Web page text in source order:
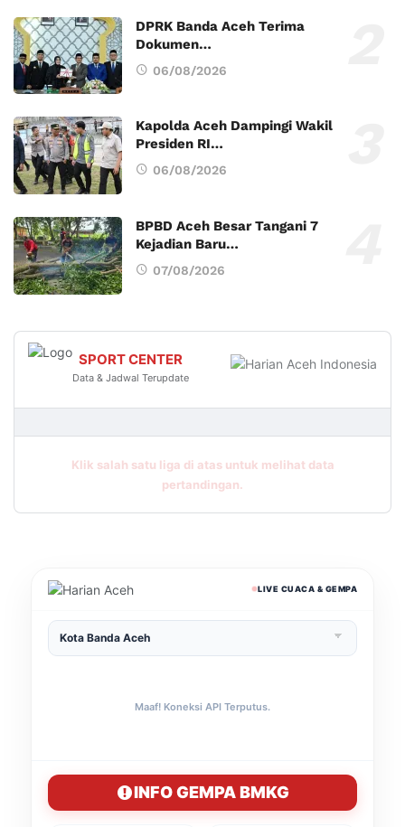
DPRK Banda Aceh Terima
Dokumen…
06/08/2026
Kapolda Aceh Dampingi Wakil
Presiden RI…
06/08/2026
BPBD Aceh Besar Tangani 7
Kejadian Baru…
07/08/2026
SPORT CENTER
Data & Jadwal Terupdate
Klik salah satu liga di atas untuk melihat data
pertandingan.
LIVE CUACA & GEMPA
Maaf! Koneksi API Terputus.
INFO GEMPA BMKG